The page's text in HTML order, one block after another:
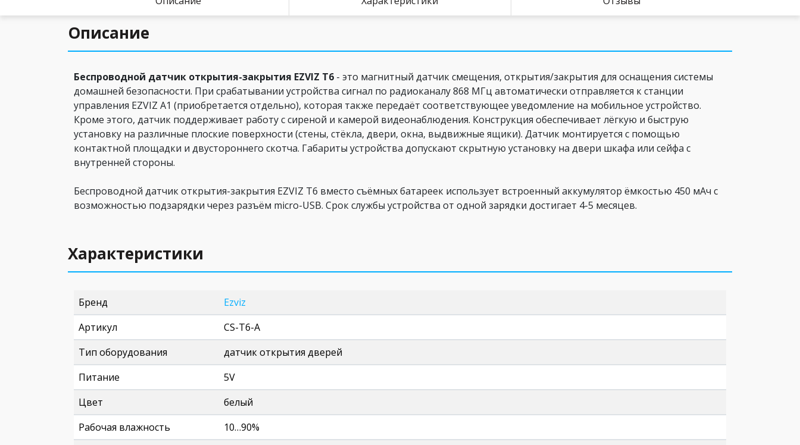
Описание
Беспроводной датчик открытия-закрытия EZVIZ T6 - это магнитный датчик смещения, открытия/закрытия для оснащения системы
домашней безопасности. При срабатывании устройства сигнал по радиоканалу 868 МГц автоматически отправляется к станции
управления EZVIZ A1 (приобретается отдельно), которая также передаёт соответствующее уведомление на мобильное устройство.
Кроме этого, датчик поддерживает работу с сиреной и камерой видеонаблюдения. Конструкция обеспечивает лёгкую и быструю
установку на различные плоские поверхности (стены, стёкла, двери, окна, выдвижные ящики). Датчик монтируется с помощью
контактной площадки и двустороннего скотча. Габариты устройства допускают скрытную установку на двери шкафа или сейфа с
внутренней стороны.
Беспроводной датчик открытия-закрытия EZVIZ T6 вместо съёмных батареек использует встроенный аккумулятор ёмкостью 450 мАч с
возможностью подзарядки через разъём micro-USB. Срок службы устройства от одной зарядки достигает 4-5 месяцев.
Характеристики
Бренд
Ezviz
Артикул
CS-T6-A
Тип оборудования
датчик открытия дверей
Питание
5V
Цвет
белый
Рабочая влажность
10…90%